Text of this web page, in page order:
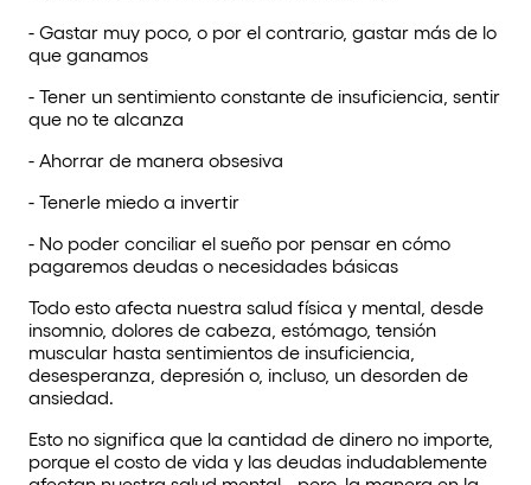
- Gastar muy poco, o por el contrario, gastar más de lo
que ganamos
- Tener un sentimiento constante de insuficiencia, sentir
que no te alcanza
- Ahorrar de manera obsesiva
- Tenerle miedo a invertir
- No poder conciliar el sueño por pensar en cómo
pagaremos deudas o necesidades básicas
Todo esto afecta nuestra salud física y mental, desde
insomnio, dolores de cabeza, estómago, tensión
muscular hasta sentimientos de insuficiencia,
desesperanza, depresión o, incluso, un desorden de
ansiedad.
Esto no significa que la cantidad de dinero no importe,
porque el costo de vida y las deudas indudablemente